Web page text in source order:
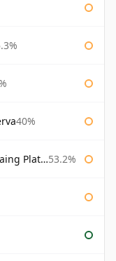
40%
Selection 53.2%